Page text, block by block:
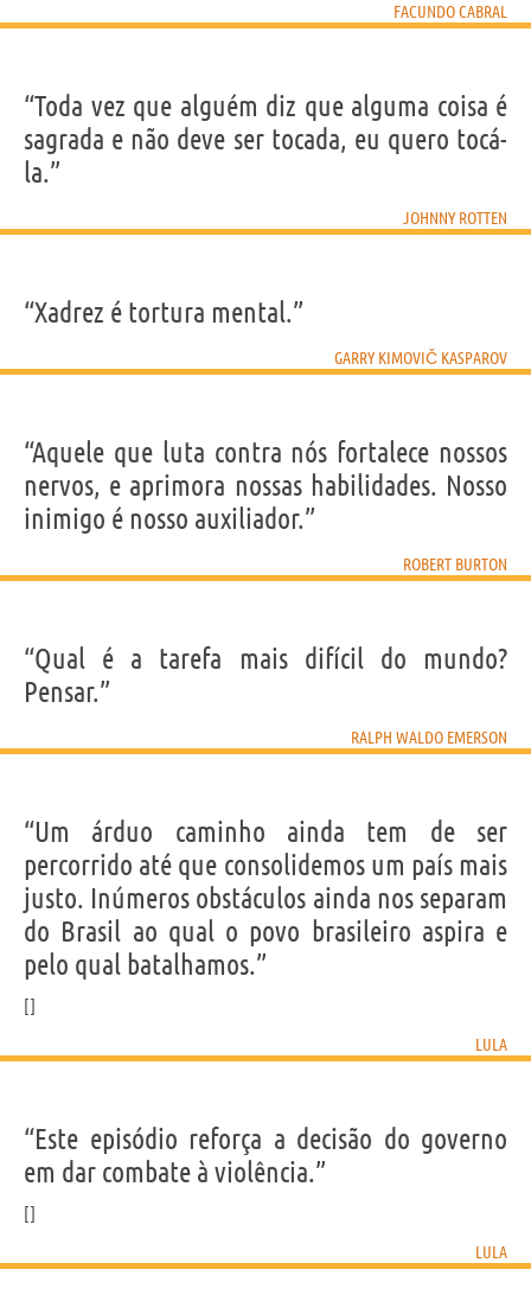
FACUNDO CABRAL
“Toda vez que alguém diz que alguma coisa é
sagrada e não deve ser tocada, eu quero tocá-
la.”
JOHNNY ROTTEN
“Xadrez é tortura mental.”
GARRY KIMOVIČ KASPAROV
“Aquele que luta contra nós fortalece nossos
nervos, e aprimora nossas habilidades. Nosso
inimigo é nosso auxiliador.”
ROBERT BURTON
“Qual é a tarefa mais difícil do mundo?
Pensar.”
RALPH WALDO EMERSON
“Um árduo caminho ainda tem de ser
percorrido até que consolidemos um país mais
justo. Inúmeros obstáculos ainda nos separam
do Brasil ao qual o povo brasileiro aspira e
pelo qual batalhamos.”
LULA
“Este episódio reforça a decisão do governo
em dar combate à violência.”
LULA